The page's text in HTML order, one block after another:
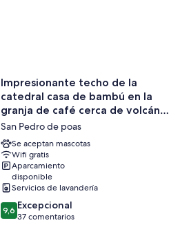
Impresionante
techo
de
la
catedral
casa
de
bambú
en
la
granja
de
Impresionante techo de la
catedral casa de bambú en la
granja de café cerca de volcán
Poas
San Pedro de poas
Se aceptan mascotas
Wifi gratis
Aparcamiento
disponible
Servicios de lavandería
9.6
sobre
9,6 Excepcional
37 comentarios